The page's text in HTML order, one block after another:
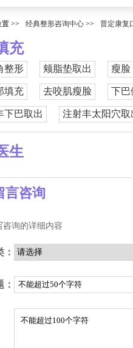
>> 经典整形咨询中心 >> 普定康复
充
整形 颊脂垫取出 瘦脸
填充 去咬肌瘦脸 下巴
下巴取出 注射丰太阳穴取
生
言咨询
咨询的详细内容